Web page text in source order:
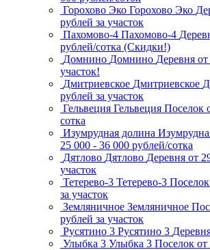
Горохово Эко Горохово Эко
рублей за участок
Пахомово-4 Пахомово-4
рублей/сотка (Скидки!)
Домнино Домнино Деревня
участок!
Дмитриевское Дмитриевское
рублей за участок
Гельвеция Гельвеция Поселок
сотка
Изумрудная долина
25 000 - 36 000 рублей/сотка
Дятлово Дятлово Деревня от
участок
Тетерево-3 Тетерево-3 Поселок
за участок
Земляничное Земляничное
рублей за участок
Русятино 3 Русятино 3
Улыбка 3 Улыбка 3 Поселок от